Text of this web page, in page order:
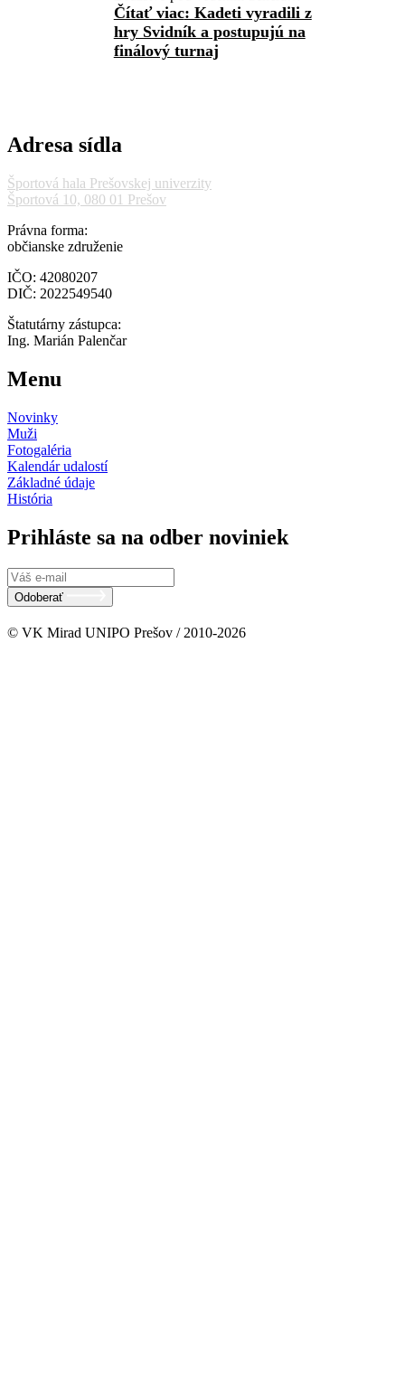
Čítať viac: Kadeti vyradili z
hry Svidník a postupujú na
finálový turnaj
Adresa sídla
Športová hala Prešovskej univerzity
Športová 10, 080 01 Prešov
Právna forma:
občianske združenie
IČO: 42080207
DIČ: 2022549540
Štatutárny zástupca:
Ing. Marián Palenčar
Menu
Novinky
Muži
Fotogaléria
Kalendár udalostí
Základné údaje
História
Prihláste sa na odber noviniek
Odoberať
© VK Mirad UNIPO Prešov / 2010-2026